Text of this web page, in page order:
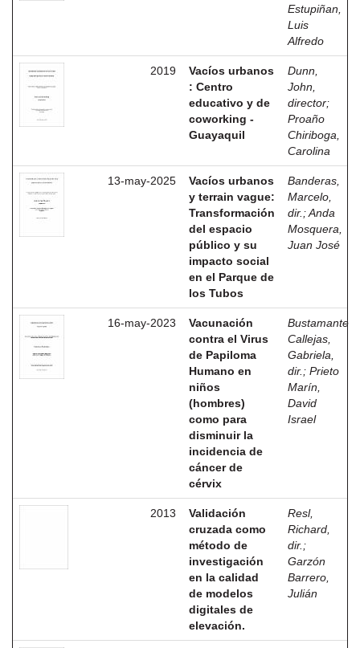
Estupiñan,
Luis
Alfredo
2019
Vacíos urbanos
: Centro
educativo y de
coworking -
Guayaquil
Dunn,
John,
director;
Proaño
Chiriboga,
Carolina
13-may-2025
Vacíos urbanos
y terrain vague:
Transformación
del espacio
público y su
impacto social
en el Parque de
los Tubos
Banderas,
Marcelo,
dir. ;Anda
Mosquera,
Juan José
16-may-2023
Vacunación
contra el Virus
de Papiloma
Humano en
niños
(hombres)
como para
disminuir la
incidencia de
cáncer de
cérvix
Bustamante
Callejas,
Gabriela,
dir. ; Prieto
Marín,
David
Israel
2013
Validación
cruzada como
método de
investigación
en la calidad
de modelos
digitales de
elevación.
Resl,
Richard,
dir. ;
Garzón
Barrero,
Julián